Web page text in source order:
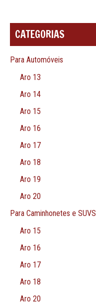
CATEGORIAS
Para Automóveis
Aro 13
Aro 14
Aro 15
Aro 16
Aro 17
Aro 18
Aro 19
Aro 20
Para Caminhonetes e SUVS
Aro 15
Aro 16
Aro 17
Aro 18
Aro 20